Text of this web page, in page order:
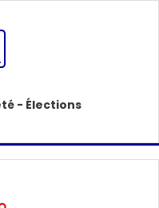
- Élections